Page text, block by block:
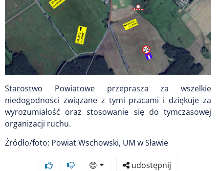
Starostwo Powiatowe przeprasza za wszelkie
niedogodności związane z tymi pracami i dziękuje za
wyrozumiałość oraz stosowanie się do tymczasowej
organizacji ruchu.
Źródło/foto: Powiat Wschowski, UM w Sławie
😊 udostępnij